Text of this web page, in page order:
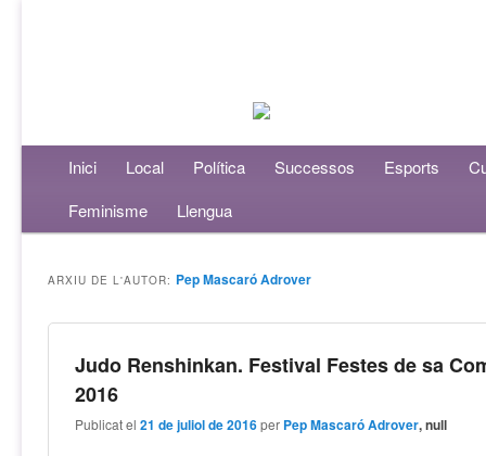
Menú principalAneu al contingut principal
Aneu al contingut secundari
Inici Local Política Successos Esports
Feminisme
Llengua
ARXIU DE L'AUTOR: Pep Mascaró Adrover
Judo Renshinkan. Festival Festes de sa
2016
Publicat el21 de juliol de 2016 per Pep Mascaró Adrover, null